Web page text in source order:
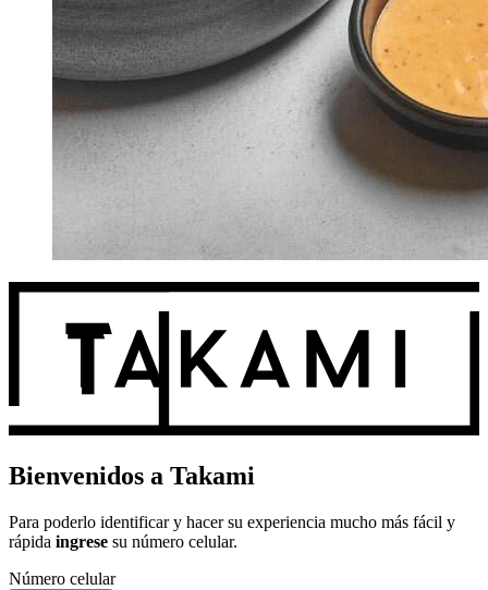
Bienvenidos a Takami
Para poderlo identificar y hacer su experiencia mucho más fácil y
rápida ingrese su número celular.
Número celular